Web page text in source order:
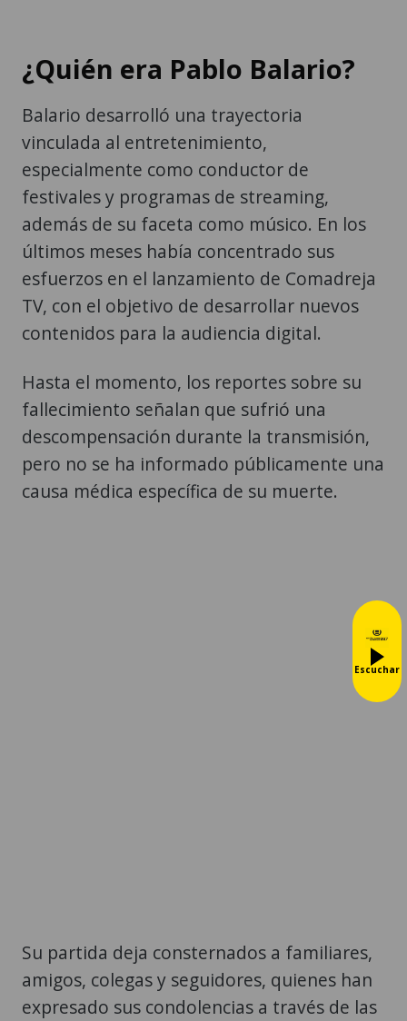
¿Quién era Pablo Balario?
Balario desarrolló una trayectoria
vinculada al entretenimiento,
especialmente como conductor de
festivales y programas de streaming,
además de su faceta como músico. En los
últimos meses había concentrado sus
esfuerzos en el lanzamiento de Comadreja
TV, con el objetivo de desarrollar nuevos
contenidos para la audiencia digital.
Hasta el momento, los reportes sobre su
fallecimiento señalan que sufrió una
descompensación durante la transmisión,
pero no se ha informado públicamente una
causa médica específica de su muerte.
Su partida deja consternados a familiares,
amigos, colegas y seguidores, quienes han
expresado sus condolencias a través de las
Escuchar